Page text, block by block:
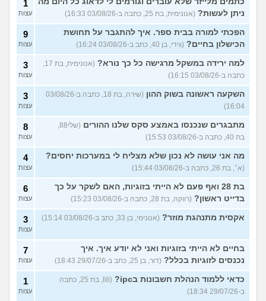
ניתן לעשות? (אנונימית, בת 25, כתבה ב-03/08/26 16:33)
1
עצות
הפכתי למורה בבית ספר. איך להתגבר על תחושת
הכישלון בחיים? (גידי, בן 40, כתב ב-03/08/26 16:24)
9
עצות
למה ירידה במשקל מרגישה כל כך נורא?
(אנונימית, בת 17,
כתבה ב-03/08/26 16:15)
3
עצות
השקעה ראשונה בשוק ההון
(שירה, בת 18, כתבה ב-03/08/26
16:04)
3
עצות
מתבגרים שנכנסו באמצע סקס שלנו ההורים
(שלי88,
בת 40, כתבה ב-03/08/26 15:53)
8
עצות
מה אני עושה לא נכון שלא מצליח לי במערכות יחסים?
(א׳, בת 26, כתבה ב-03/08/26 15:44)
4
עצות
בת 28 ואף פעם לא הייתי בזוגיות, האם לשקר על כך
בדייט ראשון? (רווקה, בת 28, כתבה ב-03/08/26 15:23)
6
עצות
אקסית מתנהגת מוזר? (אנונימי, בן 33, כתב ב-03/08/26 15:14) 3
עצות
בחיים לא הייתי בזוגיות ואני לא יודע איך. איך
נכנסים לזוגיות בכלל? (דור, בן 25, כתב ב-29/07/26 18:43)
7
עצות
כדאי ללמוד הנהלת חשבונות בipc?
(lili, בת 25, כתבה
ב-29/07/26 18:34)
1
עצות